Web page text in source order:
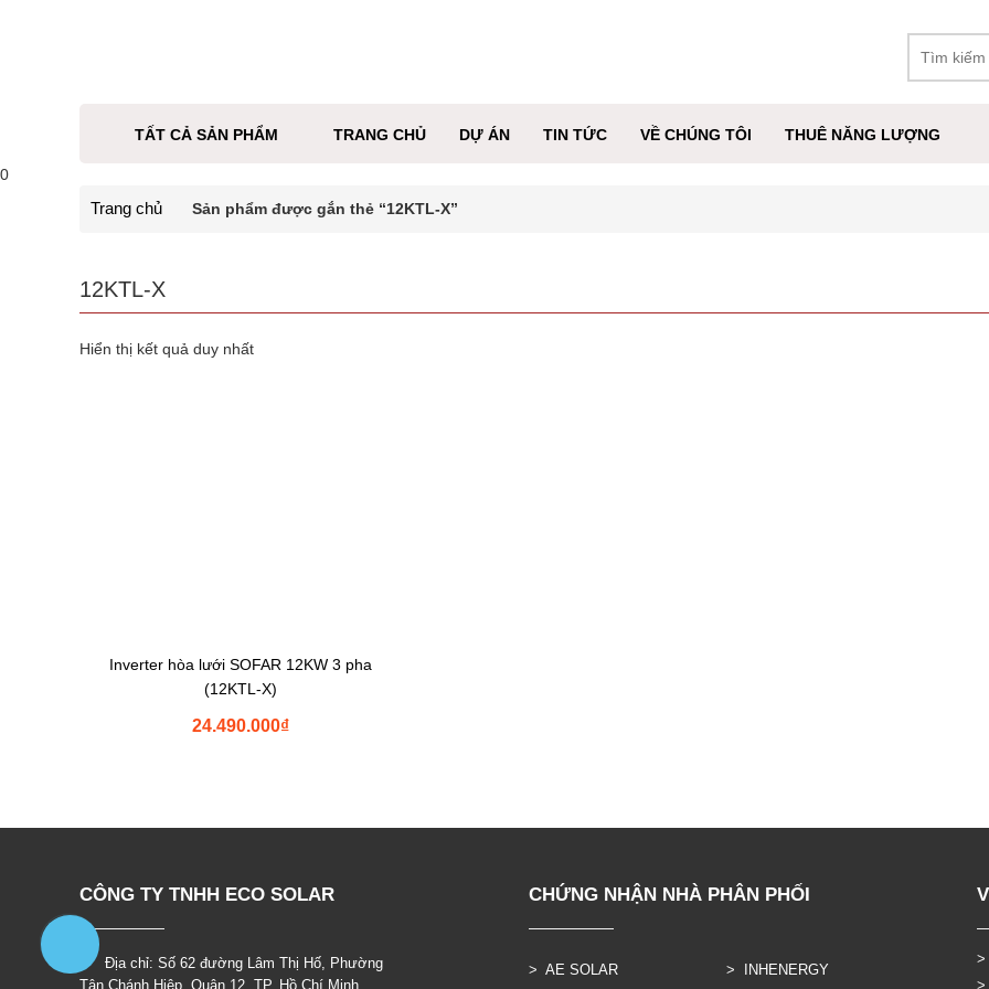
TẤT CẢ SẢN PHẨM TRANG CHỦ DỰ ÁN TIN TỨC VỀ CHÚNG TÔI THUÊ NĂNG LƯỢNG
0
Trang chủ Sản phẩm được gắn thẻ “12KTL-X”
12KTL-X
Hiển thị kết quả duy nhất
Inverter hòa lưới SOFAR 12KW 3 pha
(12KTL-X)
₫
24.490.000
CÔNG TY TNHH ECO SOLAR
Địa chỉ: Số 62 đường Lâm Thị Hố, Phường
Tân Chánh Hiệp, Quận 12, TP. Hồ Chí Minh
CHỨNG NHẬN NHÀ PHÂN PHỐI
> AE SOLAR
> INHENERGY
>
>